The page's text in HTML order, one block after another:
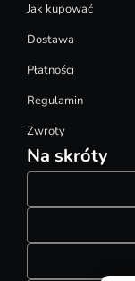
Jak kupować
Dostawa
Płatności
Regulamin
Zwroty
Na skróty